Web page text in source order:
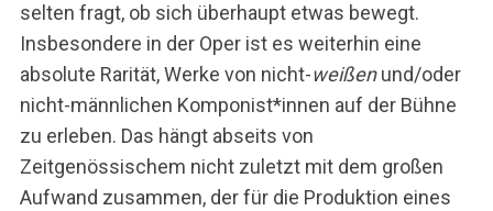
selten fragt, ob sich überhaupt etwas bewegt.
Insbesondere in der Oper ist es weiterhin eine
absolute Rarität, Werke von nicht-weißenund/oder
nicht-männlichen Komponist*innen auf der Bühne
zu erleben. Das hängt abseits von
Zeitgenössischem nicht zuletzt mit dem großen
Aufwand zusammen, der für die Produktion eines